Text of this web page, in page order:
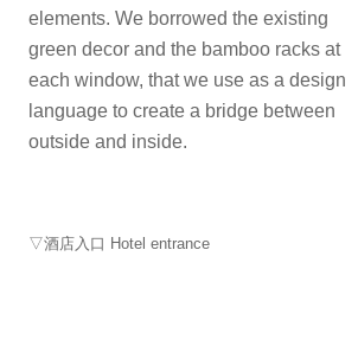
elements. We borrowed the existing
green decor and the bamboo racks at
each window, that we use as a design
language to create a bridge between
outside and inside.
▽酒店入口 Hotel entrance